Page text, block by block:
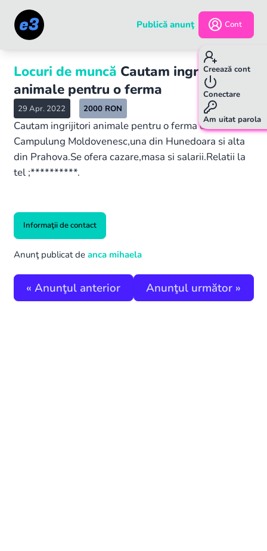
Publică anunţ Cont
Creează cont
Conectare
Am uitat parola
Locuri de muncă Cautam ingrijitori
animale pentru o ferma
29 Apr. 2022 2000 RON
Cautam ingrijitori animale pentru o ferma din
Campulung Moldovenesc,una din Hunedoara si alta
din Prahova.Se ofera cazare,masa si salarii.Relatii la
tel ;**********.
Informaţii de contact
Anunţ publicat de anca mihaela
« Anunţul anterior Anunţul următor »